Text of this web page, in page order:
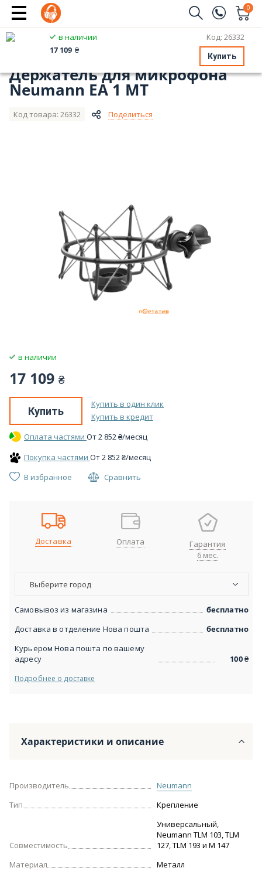
(044)
0
Телефон
Главная
Микрофоны и диктофоны
Аксессуары для микрофонов
Держатель для микрофона
Neumann EA 1 MT
Код товара: 26332 Поделиться
в наличии
17 109 ₴
Купить
Купить в один клик
Купить в кредит
Оплата частями От2 852₴/месяц
Покупка частями От2 852₴/месяц
В избранное
Сравнить
Доставка Оплата
Гарантия
6 мес.
Выберите город
Самовывоз из магазина
бесплатно
Доставка в отделение Нова пошта
бесплатно
Курьером Нова пошта по вашему
адресу
100₴
Подробнее о доставке
Характеристики и описание
Производитель
Neumann
Тип
Крепление
Совместимость
Универсальный,
Neumann TLM 103, TLM
127, TLM 193 и M 147
Материал
Металл
Код: 26332
в наличии
17 109 ₴
Купить